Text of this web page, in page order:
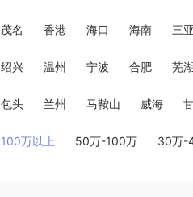
茂名 香港 海口 海南 三
绍兴 温州 宁波 合肥 芜
包头 兰州 马鞍山 威海
100万以上 50万-100万 30万-